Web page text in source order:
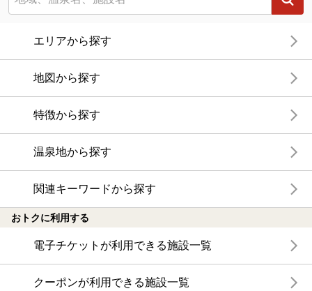
エリアから探す
地図から探す
特徴から探す
温泉地から探す
関連キーワードから探す
おトクに利用する
電子チケットが利用できる施設一覧
クーポンが利用できる施設一覧